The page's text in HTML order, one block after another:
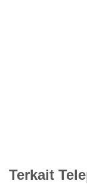
Terkait